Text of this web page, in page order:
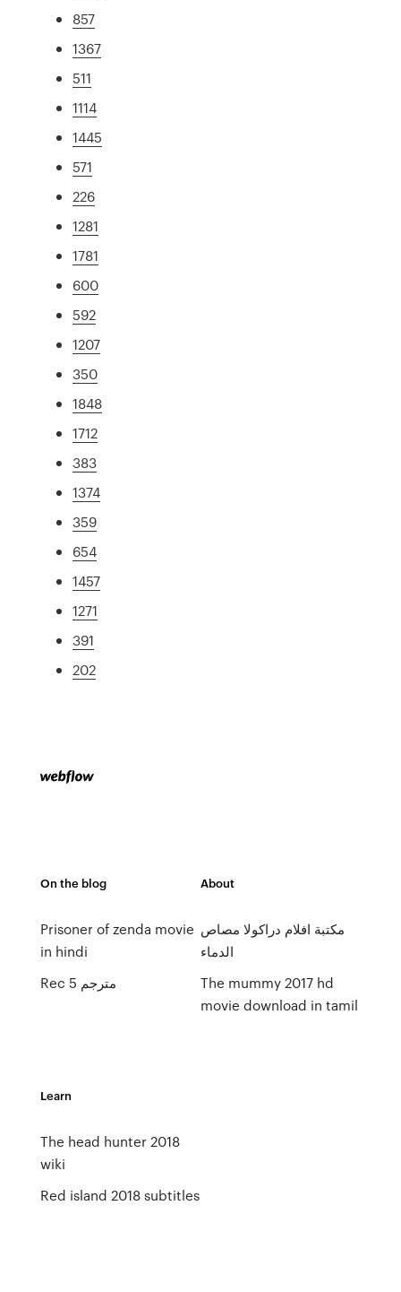
857
1367
511
1114
1445
571
226
1281
1781
600
592
1207
350
1848
1712
383
1374
359
654
1457
1271
391
202
On the blog
Prisoner of zenda movie
in hindi
Rec 5 مترجم
About
مكتبة افلام دراكولا مصاص
الدماء
The mummy 2017 hd
movie download in tamil
Learn
The head hunter 2018
wiki
Red island 2018 subtitles